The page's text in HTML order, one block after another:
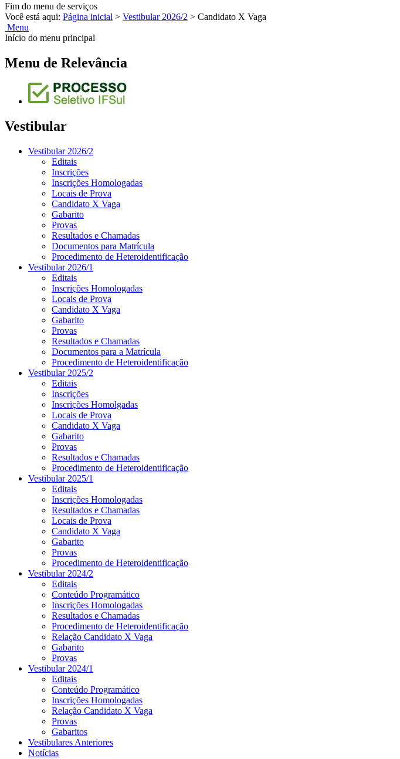
Fim do menu de serviços
Você está aqui: Página inicial > Vestibular 2026/2 > Candidato X Vaga
Menu
Início do menu principal
Menu de Relevância
Vestibular
Vestibular 2026/2
Editais
Inscrições
Inscrições Homologadas
Locais de Prova
Candidato X Vaga
Gabarito
Provas
Resultados e Chamadas
Documentos para Matrícula
Procedimento de Heteroidentificação
Vestibular 2026/1
Editais
Inscrições Homologadas
Locais de Prova
Candidato X Vaga
Gabarito
Provas
Resultados e Chamadas
Documentos para a Matrícula
Procedimento de Heteroidentificação
Vestibular 2025/2
Editais
Inscrições
Inscrições Homolgadas
Locais de Prova
Candidato X Vaga
Gabarito
Provas
Resultados e Chamadas
Procedimento de Heteroidentificação
Vestibular 2025/1
Editais
Inscrições Homologadas
Resultados e Chamadas
Locais de Prova
Candidato X Vaga
Gabarito
Provas
Procedimento de Heteroidentificação
Vestibular 2024/2
Editais
Conteúdo Programático
Inscrições Homologadas
Resultados e Chamadas
Procedimento de Heteroidentificação
Relação Candidato X Vaga
Gabarito
Provas
Vestibular 2024/1
Editais
Conteúdo Programático
Inscrições Homologadas
Relação Candidato X Vaga
Provas
Gabaritos
Vestibulares Anteriores
Notícias